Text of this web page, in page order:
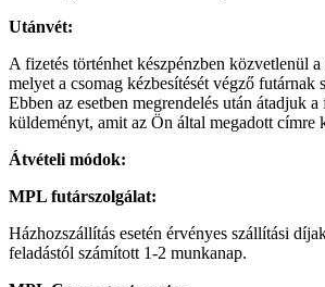
Utánvét:
A fizetés történhet készpénzben közvetlenül a
melyet a csomag kézbesítését végző futárnak
Ebben az esetben megrendelés után átadjuk a
küldeményt, amit az Ön által megadott címre
Átvételi módok:
MPL futárszolgálat:
Házhozszállítás esetén érvényes szállítási
feladástól számított 1-2 munkanap.